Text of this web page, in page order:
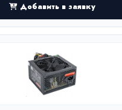
Добавить в заявку